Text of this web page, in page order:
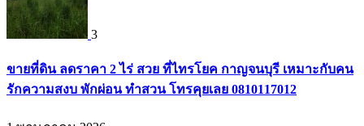
3
ขายที่ดิน ลดราคา 2 ไร่ สวย ที่ไทรโยค กาญจนบุรี เหมาะกับคน
รักความสงบ พักผ่อน ทำสวน โทรคุยเลย 0810117012